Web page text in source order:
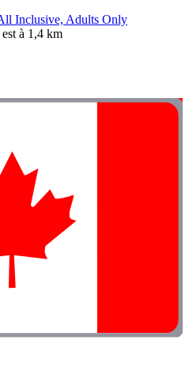
Inclusive, Adults Only
à 1,4 km